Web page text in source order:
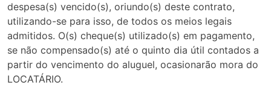
despesa(s) vencido(s), oriundo(s) deste contrato,
utilizando-se para isso, de todos os meios legais
admitidos. O(s) cheque(s) utilizado(s) em pagamento,
se não compensado(s) até o quinto dia útil contados a
partir do vencimento do aluguel, ocasionarão mora do
LOCATÁRIO.